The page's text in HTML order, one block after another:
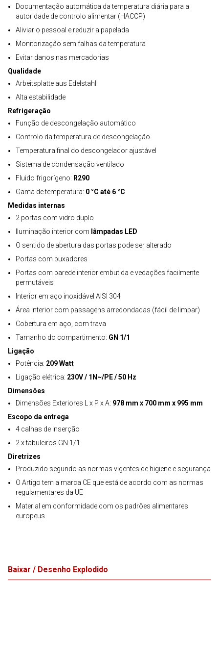
Documentação automática da temperatura diária para a
autoridade de controlo alimentar (HACCP)
Aliviar o pessoal e reduzir a papelada
Monitorização sem falhas da temperatura
Evitar danos nas mercadorias
Qualidade
Arbeitsplatte aus Edelstahl
Alta estabilidade
Refrigeração
Função de descongelação automático
Controlo da temperatura de descongelação
Temperatura final do descongelador ajustável
Sistema de condensação ventilado
Fluido frigorígeno: R290
Gama de temperatura: 0 °C até 6 °C
Medidas internas
2 portas com vidro duplo
Iluminação interior com lâmpadas LED
O sentido de abertura das portas pode ser alterado
Portas com puxadores
Portas com parede interior embutida e vedações facilmente
permutáveis
Interior em aço inoxidável AISI 304
Área interior com passagens arredondadas (fácil de limpar)
Cobertura em aço, com trava
Tamanho do compartimento: GN 1/1
Ligação
Potência: 209 Watt
Ligação elétrica: 230V / 1N~/PE / 50 Hz
Dimensões
Dimensões Exteriores L x P x A: 978 mm x 700 mm x 995 mm
Escopo da entrega
4 calhas de inserção
2 x tabuleiros GN 1/1
Diretrizes
Produzido segundo as normas vigentes de higiene e segurança
O Artigo tem a marca CE que está de acordo com as normas
regulamentares da UE
Material em conformidade com os padrões alimentares
europeus
Baixar / Desenho Explodido